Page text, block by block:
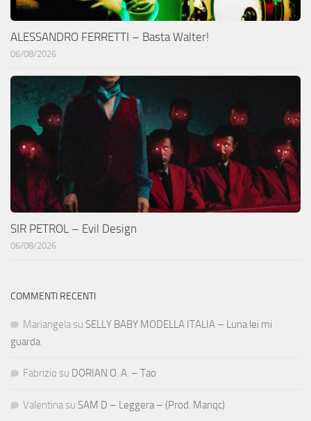
ALESSANDRO FERRETTI – Basta Walter!
06/08/2026
SIR PETROL – Evil Design
06/08/2026
COMMENTI RECENTI
Mariangela su SELLY BABY MODELLA ITALIA – Luna lei mi
guarda
Fabrizio su DORIAN O. A. – Tao
Valentina su SAM D – Leggera – (Prod. Manqc)